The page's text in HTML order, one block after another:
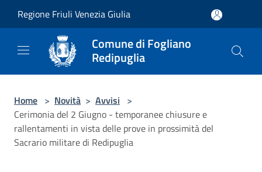
Regione Friuli Venezia Giulia
Comune di Fogliano
Redipuglia
Home > Novità > Avvisi >
Cerimonia del 2 Giugno - temporanee chiusure e
rallentamenti in vista delle prove in prossimità del
Sacrario militare di Redipuglia